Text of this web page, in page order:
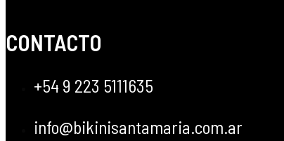
CONTACTO
+54 9 223 5111635
info@bikinisantamaria.com.ar